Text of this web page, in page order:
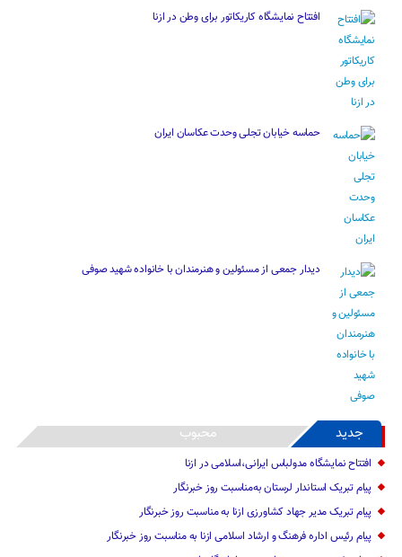
افتتاح نمایشگاه کاریکاتور برای وطن در ازنا
حماسه خیابان تجلی وحدت عکاسان ایران
دیدار جمعی از مسئولین و هنرمندان با خانواده شهید صوفی
جدید محبوب
افتتاح نمایشگاه مدولباس ایرانی،اسلامی در ازنا
پیام تبریک استاندار لرستان به‌مناسبت روز خبرنگار
پیام تبریک مدیر جهاد کشاورزی ازنا به مناسبت روز خبرنگار
پیام رئیس اداره فرهنگ و ارشاد اسلامی ازنا به مناسبت روز خبرنگار